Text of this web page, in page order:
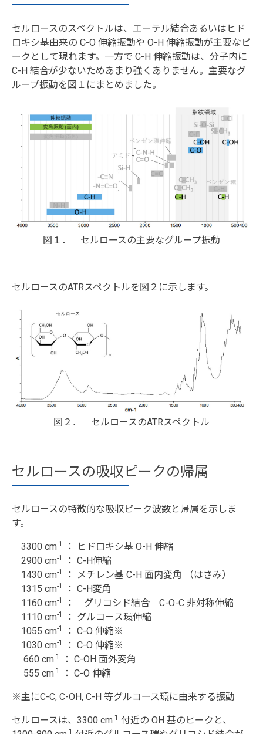
セルロースのスペクトルは、エーテル結合あるいはヒド
ロキシ基由来の C-O 伸縮振動や O-H 伸縮振動が主要なピ
ークとして現れます。一方で C-H 伸縮振動は、分子内に
C-H 結合が少ないためあまり強くありません。主要なグ
ループ振動を図１にまとめました。
図１． セルロースの主要なグループ振動
セルロースのATRスペクトルを図２に示します。
図２． セルロースのATRスペクトル
セルロースの吸収ピークの帰属
セルロースの特徴的な吸収ピーク波数と帰属を示しま
す。
3300 cm-1
： ヒドロキシ基 O-H 伸縮
2900 cm-1
： C-H伸縮
1430 cm-1
： メチレン基 C-H 面内変角 （はさみ）
1315 cm-1
： C-H変角
1160 cm-1
： グリコシド結合 C-O-C 非対称伸縮
1110 cm-1
： グルコース環伸縮
1055 cm-1
： C-O 伸縮※
1030 cm-1
： C-O 伸縮※
660 cm-1
： C-OH 面外変角
555 cm-1 ： C-O 伸縮
※主にC-C, C-OH, C-H 等グルコース環に由来する振動
セルロースは、3300 cm-1 付近の OH 基のピークと、
-1